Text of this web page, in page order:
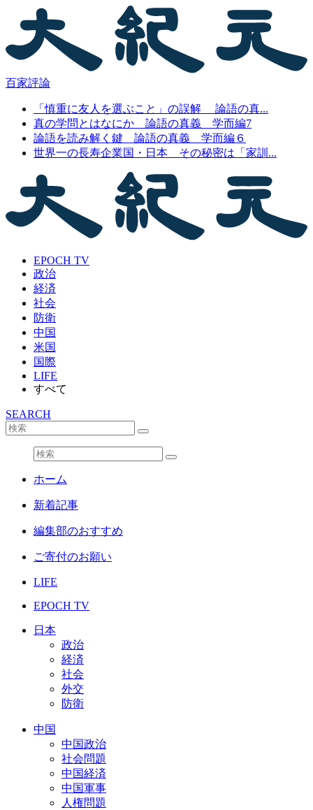
百家評論
「慎重に友人を選ぶこと」の誤解 論語の真...
真の学問とはなにか 論語の真義 学而編7
論語を読み解く鍵 論語の真義 学而編６
世界一の長寿企業国・日本 その秘密は「家訓...
EPOCH TV
政治
経済
社会
防衛
中国
米国
国際
LIFE
すべて
SEARCH
ホーム
新着記事
編集部のおすすめ
ご寄付のお願い
LIFE
EPOCH TV
日本
政治
経済
社会
外交
防衛
中国
中国政治
社会問題
中国経済
中国軍事
人権問題